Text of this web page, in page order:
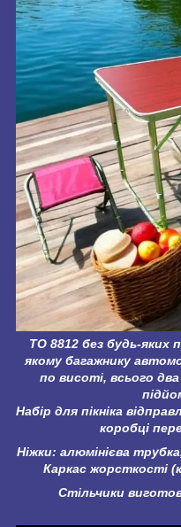
ТО 8812 без будь-яких
якому багажнику
по висоті, всього
Набір для пікніка
коробці
Ніжки: алюмінієва
Каркас жорсткості
Стільчики